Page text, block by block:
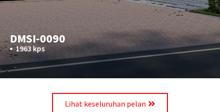
DMSI-0090
▪︎1963 kps
Lihat keseluruhan pelan